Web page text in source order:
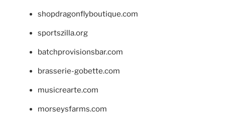
shopdragonflyboutique.com
sportszilla.org
batchprovisionsbar.com
brasserie-gobette.com
musicrearte.com
morseysfarms.com